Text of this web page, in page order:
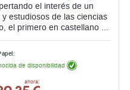
ahora:
€
de disponibilidad